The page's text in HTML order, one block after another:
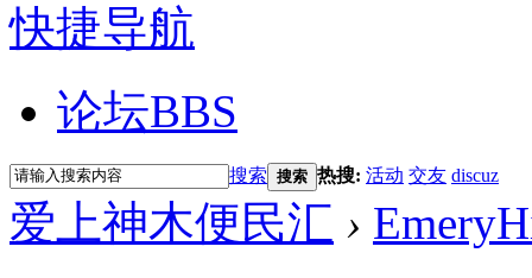
快捷导航
论坛BBS
搜索 搜索 热搜: 活动 交友 discuz
爱上神木便民汇 ›